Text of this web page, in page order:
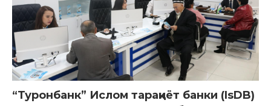
“Туронбанк” Ислом тараққиёт банки (IsDB)